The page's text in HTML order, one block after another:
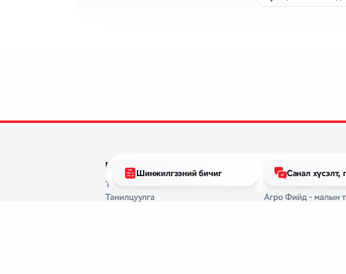
БИДНИЙ ТУХАЙ
Түүхэн замнал
Танилцуулга
ҮЙЛ АЖИЛЛАГАА
Түмэн шувуут 1, 2,
Агро Фийд - малын
Шинжилгээний бичиг Санал хүсэлт,